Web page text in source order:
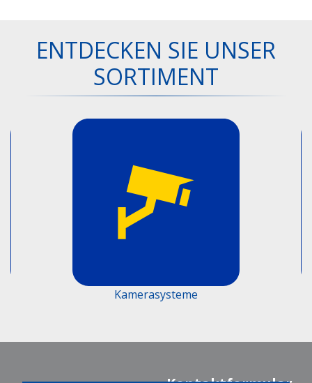
ENTDECKEN SIE UNSER
SORTIMENT
Kamerasysteme